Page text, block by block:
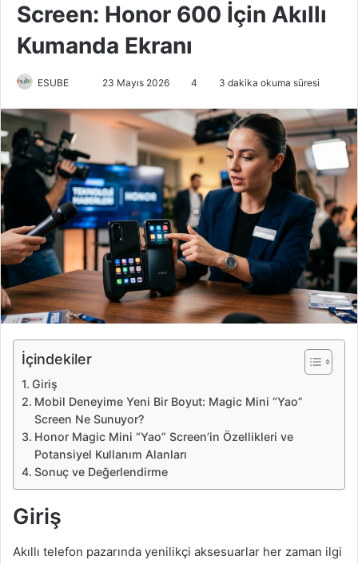
Screen: Honor 600 İçin Akıllı
Kumanda Ekranı
ESUBE
-
p
o
s
t
a
g
ö
n
e
23 Mayıs 2026 4 3 dakika okuma süresi
İçindekiler
Giriş
Mobil Deneyime Yeni Bir Boyut: Magic Mini “Yao”
Screen Ne Sunuyor?
Honor Magic Mini “Yao” Screen’in Özellikleri ve
Potansiyel Kullanım Alanları
Sonuç ve Değerlendirme
Giriş
Akıllı telefon pazarında yenilikçi aksesuarlar her zaman ilgi